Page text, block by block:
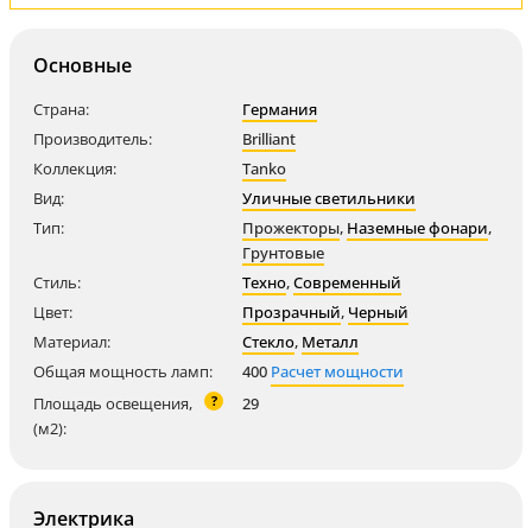
Основные
Страна:
Германия
Производитель:
Brilliant
Коллекция:
Tanko
Вид:
Уличные светильники
Тип:
Прожекторы, Наземные фонари,
Грунтовые
Стиль:
Техно,Современный
Цвет:
Прозрачный, Черный
Материал:
Стекло, Металл
Общая мощность ламп:
400 Расчет мощности
Площадь освещения,
(м2):
? 29
Электрика